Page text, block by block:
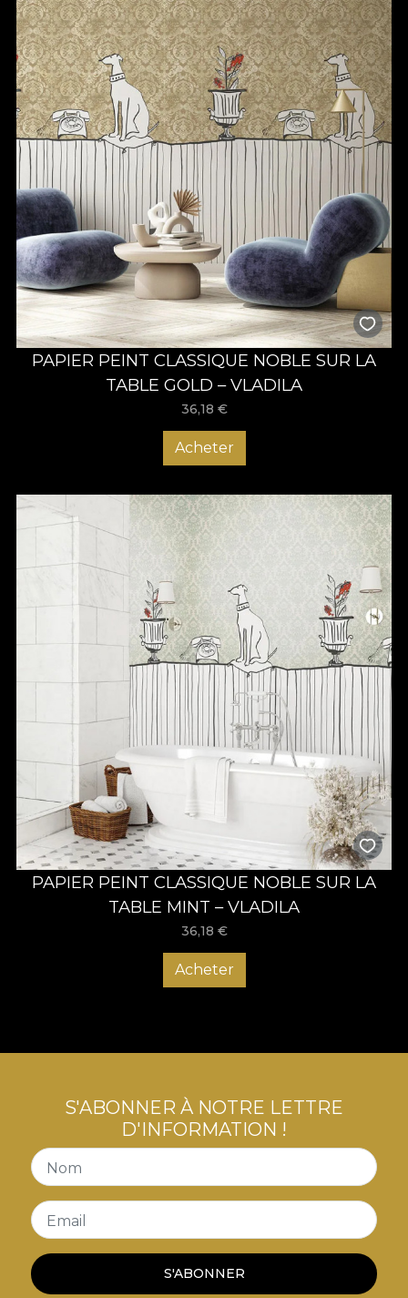
PAPIER PEINT CLASSIQUE NOBLE SUR LA
TABLE GOLD – VLADILA
36,18 €
Acheter
PAPIER PEINT CLASSIQUE NOBLE SUR LA
TABLE MINT – VLADILA
36,18 €
Acheter
S'ABONNER À NOTRE LETTRE
D'INFORMATION !
Nom
Email
S'ABONNER